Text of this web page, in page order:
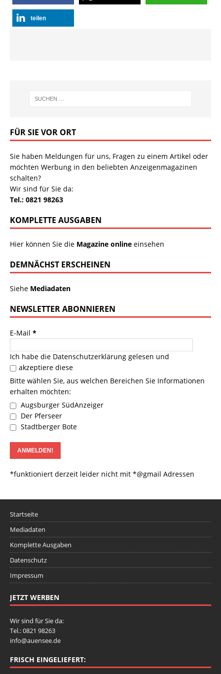
teilen
FÜR SIE VOR ORT
Sie haben Meldungen für uns, Fragen zu einem Artikel oder
möchten Werbung in den beliebten Anzeigenmagazinen
schalten?
Wir sind für Sie da:
Tel.: 0821 98263
KOMPLETTE AUSGABEN
Hier können Sie die Magazine online einsehen
DEMNÄCHST ERSCHEINEN
Siehe Mediadaten
NEWSLETTER ABONNIEREN
E-Mail *
Ich habe die Datenschutzerklärung gelesen und
akzeptiere diese
Bitte wählen Sie, aus welchen Bereichen Sie Informationen
erhalten möchten:
Augsburger SüdAnzeiger
Der Pferseer
Stadtberger Bote
*funktioniert derzeit leider nicht mit *@gmail Adressen
Startseite
Mediadaten
Komplette Ausgaben
Datenschutz
Impressum
JETZT WERBEN
Wir sind für Sie da:
Tel.: 0821 98263
info@auensee.de
FRISCH EINGELIEFERT: